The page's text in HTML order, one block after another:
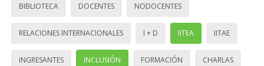
BIBLIOTECA DOCENTES NODOCENTES
RELACIONES INTERNACIONALES I + D IITEA IITAE
INGRESANTES INCLUSIÓN FORMACIÓN CHARLAS